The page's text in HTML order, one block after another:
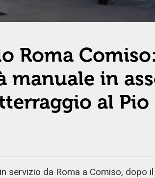
Roma
manuale in
al Pio
servizio da Roma a Comiso, dopo